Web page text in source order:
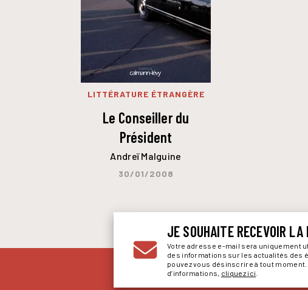
LITTÉRATURE ÉTRANGÈRE
Le Conseiller du
Président
Andreï Malguine
30/01/2008
JE SOUHAITE RECEVOIR
Votre adresse e-mail sera uniquement
des informations sur les actualités des
pouvez vous désinscrire à tout moment.
d’informations, cliquez ici